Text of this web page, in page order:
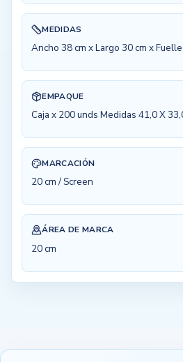
MEDIDAS
Ancho 38 cm x Largo 30 cm x
EMPAQUE
Caja x 200 unds Medidas 41,0 X
MARCACIÓN
20 cm / Screen
ÁREA DE MARCA
20 cm